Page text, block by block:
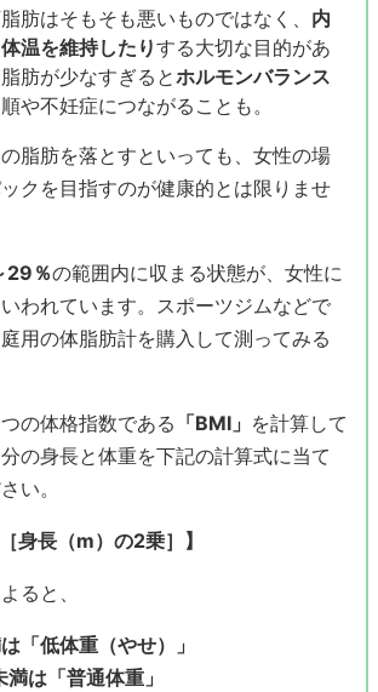
肪はそもそも悪いものではなく、 内
温を維持したりする大切な目的があ
肪が少なすぎるとホルモンバランス
や不妊症につながることも。
脂肪を落とすといっても、女性の場
クを目指すのが健康的とは限りませ
29％の範囲内に収まる状態が、女性に
われています。スポーツジムなどで
用の体脂肪計を購入して測ってみる
の体格指数である 「BMI」 を計算して
の身長と体重を下記の計算式に当て
い。
身長（m）の2乗］】
ると、
「低体重（やせ）」
は「普通体重」